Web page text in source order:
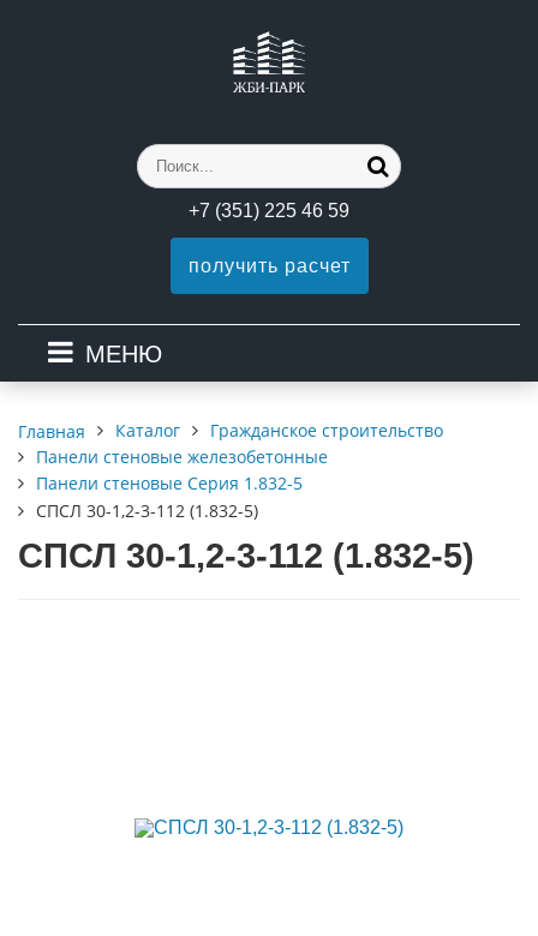
+7 (351) 225 46 59
получить расчет
МЕНЮ
Главная Каталог
Гражданское строительство
Панели стеновые железобетонные
Панели стеновые Серия 1.832-5
СПСЛ 30-1,2-3-112 (1.832-5)
СПСЛ 30-1,2-3-112 (1.832-5)